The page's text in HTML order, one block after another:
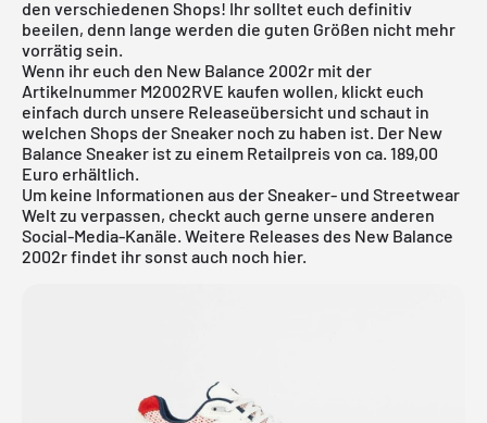
den verschiedenen Shops! Ihr solltet euch definitiv
beeilen, denn lange werden die guten Größen nicht mehr
vorrätig sein.
Wenn ihr euch den New Balance 2002r mit der
Artikelnummer M2002RVE kaufen wollen, klickt euch
einfach durch unsere Releaseübersicht und schaut in
welchen Shops der Sneaker noch zu haben ist. Der New
Balance Sneaker ist zu einem Retailpreis von ca. 189,00
Euro erhältlich.
Um keine Informationen aus der Sneaker- und Streetwear
Welt zu verpassen, checkt auch gerne unsere anderen
Social-Media-Kanäle. Weitere Releases des New Balance
2002r findet ihr sonst auch noch hier.